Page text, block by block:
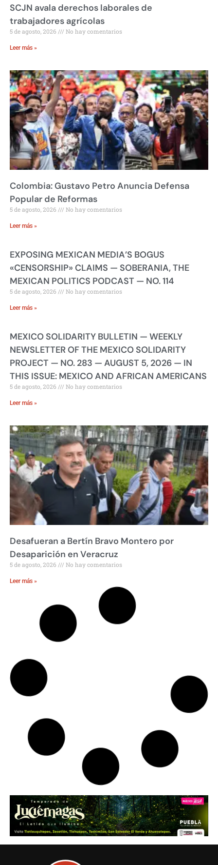
SCJN avala derechos laborales de
trabajadores agrícolas
5 de agosto, 2026 No hay comentarios
Leer más »
Colombia: Gustavo Petro Anuncia Defensa
Popular de Reformas
5 de agosto, 2026 No hay comentarios
Leer más »
EXPOSING MEXICAN MEDIA’S BOGUS
«CENSORSHIP» CLAIMS — SOBERANIA, THE
MEXICAN POLITICS PODCAST — NO. 114
5 de agosto, 2026 No hay comentarios
Leer más »
MEXICO SOLIDARITY BULLETIN — WEEKLY
NEWSLETTER OF THE MEXICO SOLIDARITY
PROJECT — NO. 283 — AUGUST 5, 2026 — IN
THIS ISSUE: MEXICO AND AFRICAN AMERICANS
5 de agosto, 2026 No hay comentarios
Leer más »
Desafueran a Bertín Bravo Montero por
Desaparición en Veracruz
5 de agosto, 2026 No hay comentarios
Leer más »